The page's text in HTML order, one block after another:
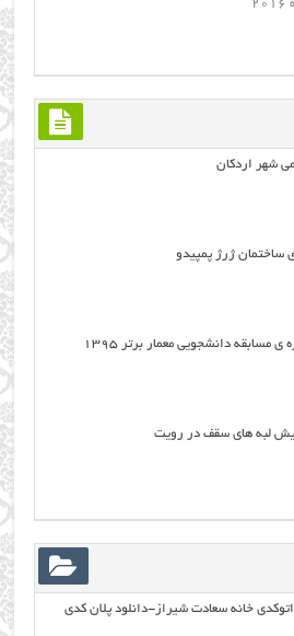
شهر اردکان
ساختمان ژرژ پمپیدو
ی مسابقه دانشجویی معمار برتر ۱۳۹۵
لبه های سقف در رویت
اتوکدی خانه سعادت شیراز-دانلود پلان کدی